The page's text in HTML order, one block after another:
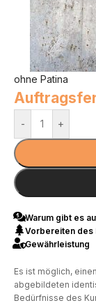
ohne Patina
- +
Warum gibt es
Vorbereiten des
Gewährleistung
Es ist möglich,
abgebildeten
Bedürfnisse des